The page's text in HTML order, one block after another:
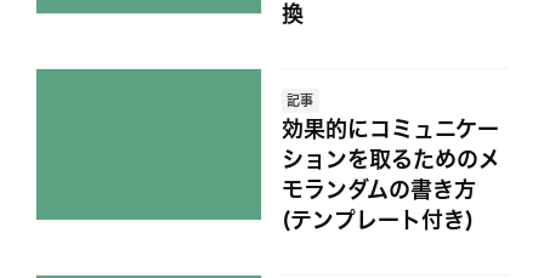
換
記事
効果的にコミュニケー
ションを取るためのメ
モランダムの書き方
(テンプレート付き)